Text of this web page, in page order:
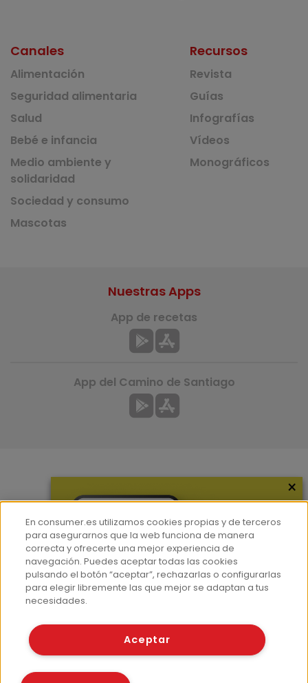
Canales
Alimentación
Seguridad alimentaria
Salud
Bebé e infancia
Medio ambiente y
solidaridad
Sociedad y consumo
Mascotas
Recursos
Revista
Guías
Infografías
Vídeos
Monográficos
Hemeroteca
Contacto
Prensa
Corpus Lingüístico Consumer
Nuestras Apps
App de recetas
App del Camino de Santiago
© Fundación EROSKI
Políticas de cookies
×
En consumer.es utilizamos cookies propias y de terceros
para asegurarnos que la web funciona de manera
correcta y ofrecerte una mejor experiencia de
navegación. Puedes aceptar todas las cookies
pulsando el botón “aceptar”, rechazarlas o configurarlas
para elegir libremente las que mejor se adaptan a tus
necesidades.
Aceptar